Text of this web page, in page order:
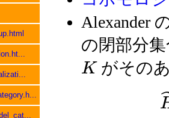
Alexander
の閉部分
Kがその